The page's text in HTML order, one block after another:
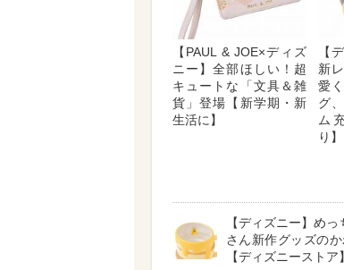
【PAUL & JOE×ディズ
ニー】全部ほしい！超
キュートな「文具＆雑
貨」登場【新学期・新
生活に】
【
新
愛
グ
ム
り】
【ディズニー】め
さん新作グッズの
【ディズニーストア】